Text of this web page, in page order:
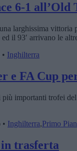
6-1 all’Old
larghissima
il 93′ arrivano le
Inghilterra
e FA Cup
più importanti trofei
Inghilterra,Primo
trasferta